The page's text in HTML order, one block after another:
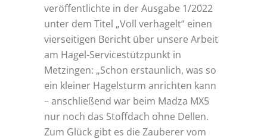
veröffentlichte in der Ausgabe 1/2022
unter dem Titel „Voll verhagelt“ einen
vierseitigen Bericht über unsere Arbeit
am Hagel-Servicestützpunkt in
Metzingen: „Schon erstaunlich, was so
ein kleiner Hagelsturm anrichten kann
– anschließend war beim Madza MX5
nur noch das Stoffdach ohne Dellen.
Zum Glück gibt es die Zauberer vom